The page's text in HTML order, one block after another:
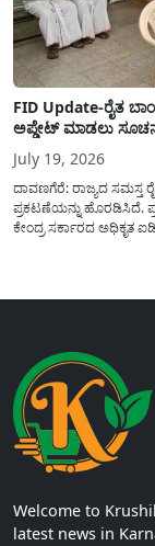
FID Update-ರೈತ
ಅಪ್ಡೇಟ್ ಮಾಡಲು
July 19, 2026
ದಾವಣಗೆರೆ: ರಾಜ್ಯದ ಸಮಸ್ತ
ಪ್ರಕಟಣೆಯನ್ನು ಹೊರಡಿಸಿದೆ.
ಕೇಂದ್ರ ಸರ್ಕಾರದ ಅಧಿಕೃತ
Welcome to
latest news in